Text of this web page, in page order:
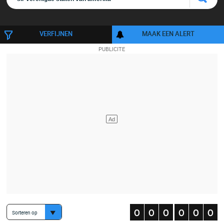
VERFIJNEN MAAK EEN ALERT
Sorteren op